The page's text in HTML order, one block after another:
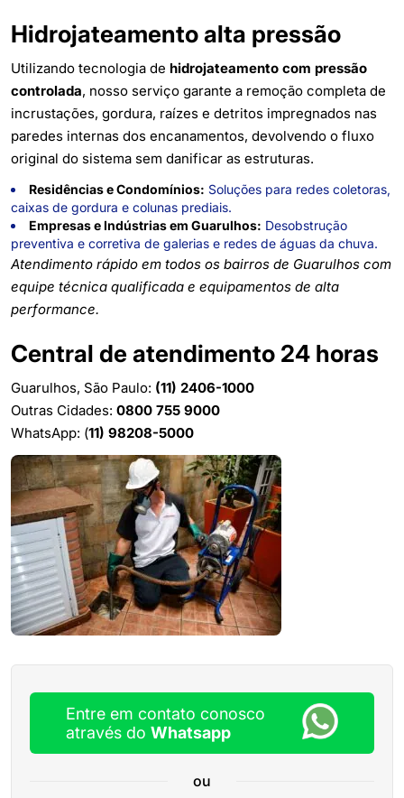
Hidrojateamento alta pressão
Utilizando tecnologia de hidrojateamento com pressão
controlada, nosso serviço garante a remoção completa de
incrustações, gordura, raízes e detritos impregnados nas
paredes internas dos encanamentos, devolvendo o fluxo
original do sistema sem danificar as estruturas.
Residências e Condomínios: Soluções para redes coletoras,
caixas de gordura e colunas prediais.
Empresas e Indústrias em Guarulhos: Desobstrução
preventiva e corretiva de galerias e redes de águas da chuva.
Atendimento rápido em todos os bairros de Guarulhos com
equipe técnica qualificada e equipamentos de alta
performance.
Central de atendimento 24 horas
Guarulhos, São Paulo: (11) 2406-1000
Outras Cidades: 0800 755 9000
WhatsApp: (11) 98208-5000
Entre em contato conosco
através do Whatsapp
ou